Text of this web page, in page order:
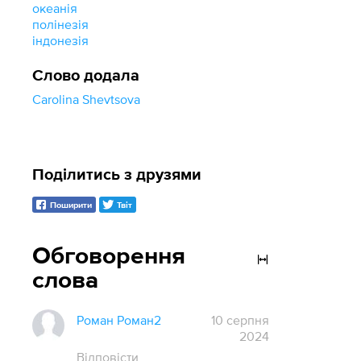
океанія
полінезія
індонезія
Слово додала
Carolina Shevtsova
Обговорення
слова
Роман Роман2
10 серпня
2024
Відповісти
Поділитись з друзями
Поширити Твіт